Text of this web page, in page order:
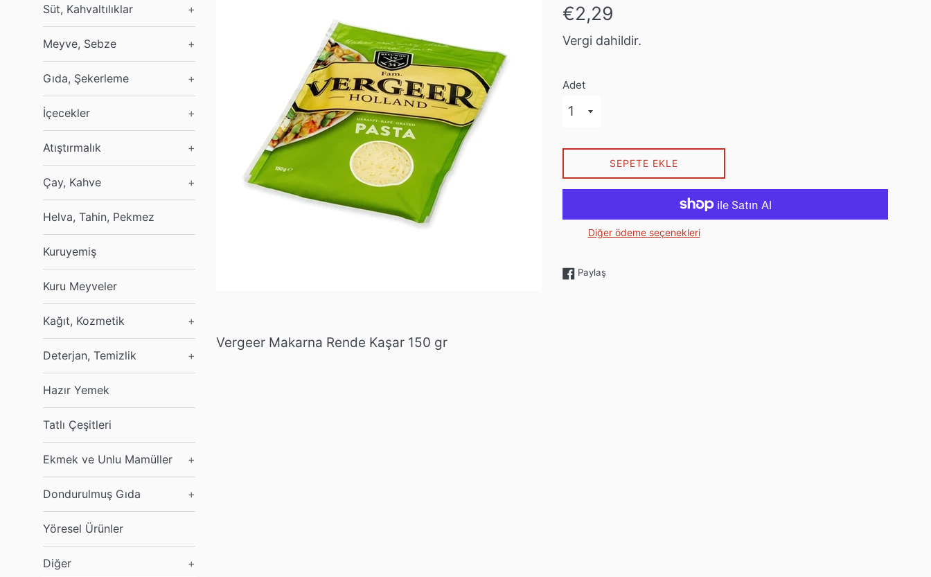
Süt, Kahvaltılıklar +
Meyve, Sebze +
Gıda, Şekerleme +
İçecekler +
Atıştırmalık +
Çay, Kahve +
Helva, Tahin, Pekmez
Kuruyemiş
Kuru Meyveler
Kağıt, Kozmetik +
Deterjan, Temizlik +
Hazır Yemek
Tatlı Çeşitleri
Ekmek ve Unlu Mamüller +
Dondurulmuş Gıda +
Yöresel Ürünler
Diğer +
Normal
fiyat
€2,29
Vergi dahildir.
Adet
SEPETE EKLE
Diğer ödeme seçenekleri
PaylaşFacebook'ta paylaş
Vergeer Makarna Rende Kaşar 150 gr